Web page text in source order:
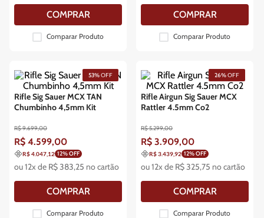
COMPRAR
Comparar Produto
COMPRAR
Comparar Produto
Rifle Sig Sauer MCX TAN
Chumbinho 4,5mm Kit
R$9.699,00
R$ 4.599,00
53%OFF
R$ 4.047,12 12% OFF
ou12x de R$383,25 no cartão
COMPRAR
Comparar Produto
Rifle Airgun Sig Sauer MCX
Rattler 4.5mm Co2
R$5.299,00
R$ 3.909,00
26%OFF
R$ 3.439,92 12% OFF
ou12x de R$325,75 no cartão
COMPRAR
Comparar Produto